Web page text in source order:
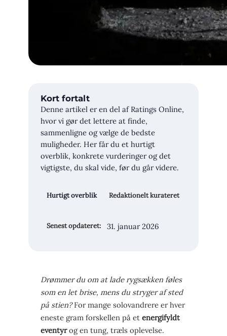
Kort fortalt
Denne artikel er en del af Ratings Online,
hvor vi gør det lettere at finde,
sammenligne og vælge de bedste
muligheder. Her får du et hurtigt
overblik, konkrete vurderinger og det
vigtigste, du skal vide, før du går videre.
Hurtigt overblik Redaktionelt kurateret
Senest opdateret: 31. januar 2026
Drømmer du om at lade rygsækken føles
som en let brise, mens du stryger af sted
på stien?For mange solovandrere er hver
eneste gram forskellen på et energifyldt
eventyrog en tung, træls oplevelse.